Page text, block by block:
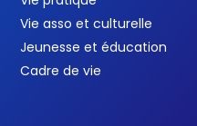
Vie asso et culturelle
Jeunesse et éducation
Cadre de vie